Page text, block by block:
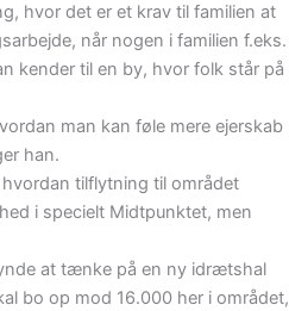
hvor det er et krav til familien at
når nogen i familien f.eks.
kender til en by, hvor folk står på
man kan føle mere ejerskab
han.
tilflytning til området
i specielt Midtpunktet, men
at tænke på en ny idrætshal
bo op mod 16.000 her i området,